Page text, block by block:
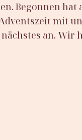
Begonnen hat
mit
an. Wir